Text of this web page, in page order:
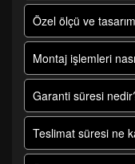
Özel ölçü ve
Montaj işlemleri
Garanti süresi
Teslimat süresi ne